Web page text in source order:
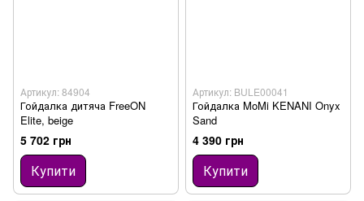
Артикул: 84904
Гойдалка дитяча FreeON
Elite, beige
5 702 грн
Купити
Артикул: BULE00041
Гойдалка MoMi KENANI Onyx
Sand
4 390 грн
Купити